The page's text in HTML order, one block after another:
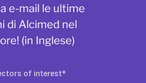
e-mail le ultime
di Alcimed nel
(in Inglese)
of interest